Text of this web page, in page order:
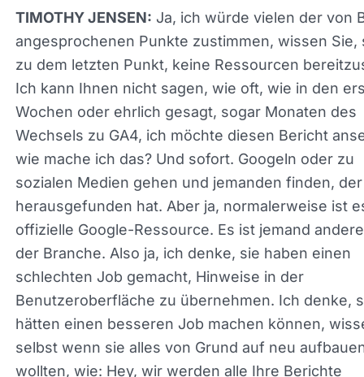
NAVAH HOPKINS:Was ist mit Ihnen, Tim? Und
bevor das, wir sprachen darüber, wie ich eine
Liste habe.
TIMOTHY JENSEN:Ja, ich würde vielen der von
angesprochenen Punkte zustimmen, wissen Sie,
zu dem letzten Punkt, keine Ressourcen
bereitzustellen. Ich kann Ihnen nicht sagen, wie
in den ersten Wochen oder ehrlich gesagt, sogar
Monaten des Wechsels zu GA4, ich möchte
Bericht ansehen, wie mache ich das? Und sofort.
Googeln oder zu sozialen Medien gehen und
finden, der es herausgefunden hat. Aber ja,
normalerweise ist es keine offizielle Google-
Es ist jemand anderes in der Branche. Also ja, ich